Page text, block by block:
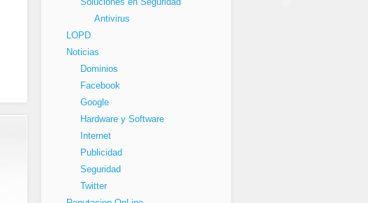
Antivirus
LOPD
Noticias
Dominios
Facebook
Google
Hardware y Software
Internet
Publicidad
Seguridad
Twitter